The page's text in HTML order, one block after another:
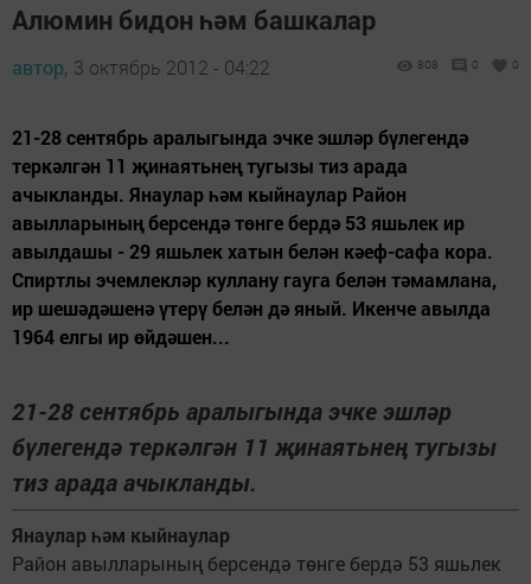
Алюмин бидон һәм башкалар
автор, 3 октябрь 2012 - 04:22 808 0 0
21-28 сентябрь аралыгында эчке эшләр бүлегендә
теркәлгән 11 җинаятьнең тугызы тиз арада
ачыкланды. Янаулар һәм кыйнаулар Район
авылларының берсендә төнге бердә 53 яшьлек ир
авылдашы - 29 яшьлек хатын белән кәеф-сафа кора.
Спиртлы эчемлекләр куллану гауга белән тәмамлана,
ир шешәдәшенә үтерү белән дә яный. Икенче авылда
1964 елгы ир өйдәшен...
21-28 сентябрь аралыгында эчке эшләр
бүлегендә теркәлгән 11 җинаятьнең тугызы
тиз арада ачыкланды.
Янаулар һәм кыйнаулар
Район авылларының берсендә төнге бердә 53 яшьлек